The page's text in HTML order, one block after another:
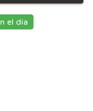
el día